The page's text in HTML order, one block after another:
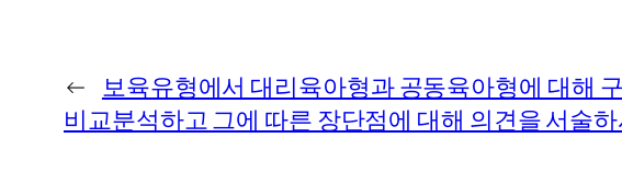
← 보육유형에서 대리육아형과 공동육아형에 대해
비교분석하고 그에 따른 장단점에 대해 의견을 서술